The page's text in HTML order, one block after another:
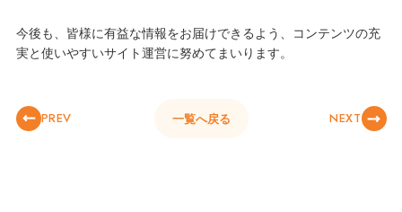
今後も、皆様に有益な情報をお届けできるよう、コンテンツの充
実と使いやすいサイト運営に努めてまいります。
PREV 一覧へ戻る NEXT